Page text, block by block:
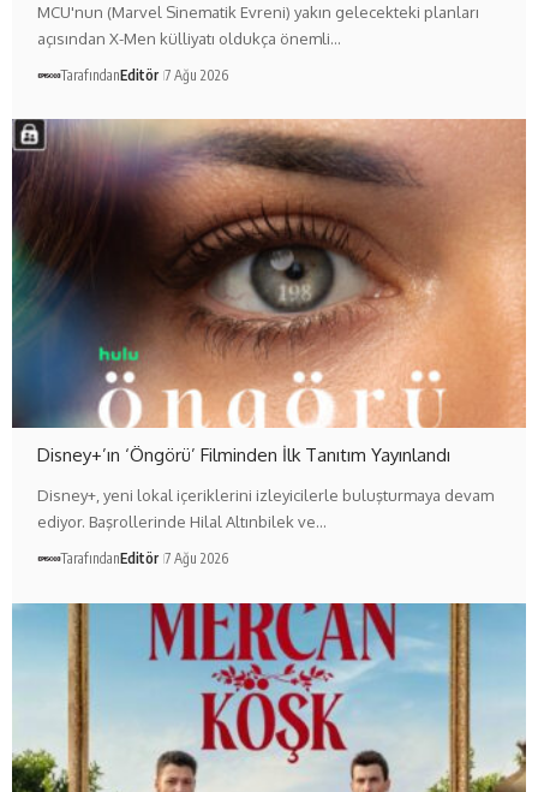
MCU'nun (Marvel Sinematik Evreni) yakın gelecekteki planları
açısından X-Men külliyatı oldukça önemli…
TarafındanEditör 7 Ağu 2026
Disney+’ın ‘Öngörü’ Filminden İlk Tanıtım Yayınlandı
Disney+, yeni lokal içeriklerini izleyicilerle buluşturmaya devam
ediyor. Başrollerinde Hilal Altınbilek ve…
TarafındanEditör 7 Ağu 2026